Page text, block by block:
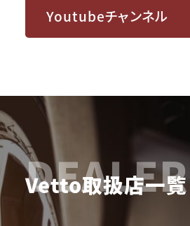
Youtubeチャンネル
DEALER
Vetto取扱店一覧